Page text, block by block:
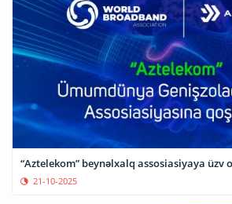
“Aztelekom” beynəlxalq assosiasiyaya üzv
21-10-2025